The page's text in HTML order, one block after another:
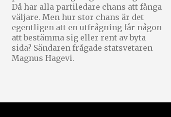
Då har alla partiledare chans att fånga
väljare. Men hur stor chans är det
egentligen att en utfrågning får någon
att bestämma sig eller rent av byta
sida? Sändaren frågade statsvetaren
Magnus Hagevi.